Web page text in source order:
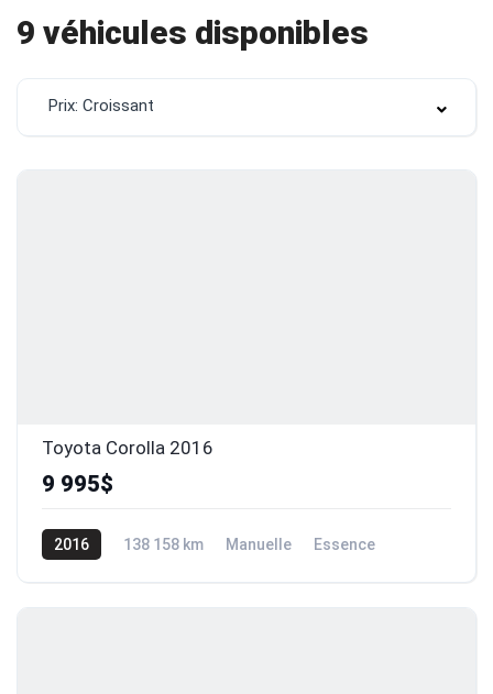
9 véhicules disponibles
Prix: Croissant
Toyota Corolla 2016
9 995$
2016 138 158 km Manuelle
Essence